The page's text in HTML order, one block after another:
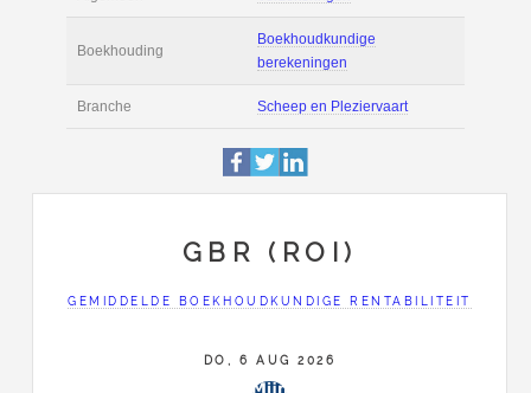
€ 3.200 tot € 4.500
maand
Tarief € 40 per uur ex
Boekhoudsoftware
Boekhouding
Boekhoudkundige
GBR (ROI)
GEMIDDELDE BOEKHOUDKUNDIGE RENTABILITEIT
DO, 6 AUG 2026